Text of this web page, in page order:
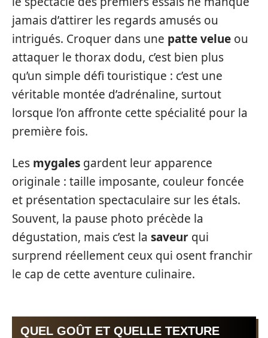
jamais d’attirer les regards amusés ou
intrigués. Croquer dans une patte velue ou
attaquer le thorax dodu, c’est bien plus
qu’un simple défi touristique : c’est une
véritable montée d’adrénaline, surtout
lorsque l’on affronte cette spécialité pour la
première fois.
Les mygales gardent leur apparence
originale : taille imposante, couleur foncée
et présentation spectaculaire sur les étals.
Souvent, la pause photo précède la
dégustation, mais c’est la saveur qui
surprend réellement ceux qui osent franchir
le cap de cette aventure culinaire.
QUEL GOÛT ET QUELLE TEXTURE